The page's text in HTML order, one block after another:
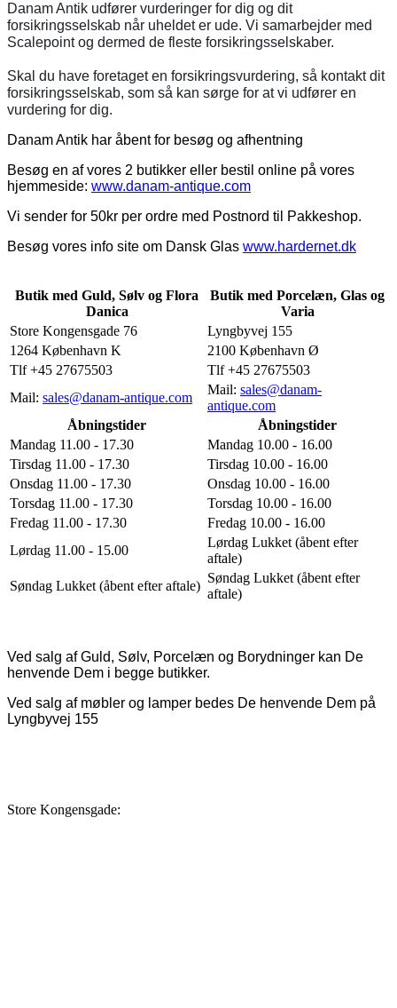
Danam Antik udfører vurderinger for dig og dit
forsikringsselskab når uheldet er ude. Vi samarbejder med
Scalepoint og dermed de fleste forsikringsselskaber.
Skal du have foretaget en forsikringsvurdering, så kontakt dit
forsikringsselskab, som så kan sørge for at vi udfører en
vurdering for dig.
Danam Antik har åbent for besøg og afhentning
Besøg en af vores 2 butikker eller bestil online på vores
hjemmeside: www.danam-antique.com
Vi sender for 50kr per ordre med Postnord til Pakkeshop.
Besøg vores info site om Dansk Glas www.hardernet.dk
Butik med Guld, Sølv og Flora
Danica
Butik med Porcelæn, Glas og
Varia
Store Kongensgade 76
Lyngbyvej 155
1264 København K
2100 København Ø
Tlf +45 27675503
Tlf +45 27675503
Mail: sales@danam-antique.com
Mail: sales@danam-
antique.com
Åbningstider
Åbningstider
Mandag 11.00 - 17.30
Mandag 10.00 - 16.00
Tirsdag 11.00 - 17.30
Tirsdag 10.00 - 16.00
Onsdag 11.00 - 17.30
Onsdag 10.00 - 16.00
Torsdag 11.00 - 17.30
Torsdag 10.00 - 16.00
Fredag 11.00 - 17.30
Fredag 10.00 - 16.00
Lørdag 11.00 - 15.00
Lørdag Lukket (åbent efter
aftale)
Søndag Lukket (åbent efter aftale)
Søndag Lukket (åbent efter
aftale)
Ved salg af Guld, Sølv, Porcelæn og Borydninger kan De
henvende Dem i begge butikker.
Ved salg af møbler og lamper bedes De henvende Dem på
Lyngbyvej 155
Store Kongensgade: